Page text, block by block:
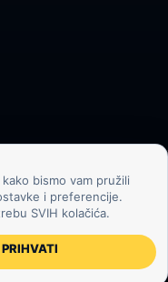
pridržana.
za znatiželjne
bismo vam pružili
i preferencije.
SVIH kolačića.
PRIHVATI